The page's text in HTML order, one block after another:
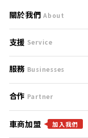
關於我們 About
刊登規範
服務條款
免責聲明
隱私權政策
支援 Service
支援中心
聯絡我們
服務 Businesses
什麼是Goo鑑定？
找好車
合作 Partner
合作夥伴
車商加盟 加入我們